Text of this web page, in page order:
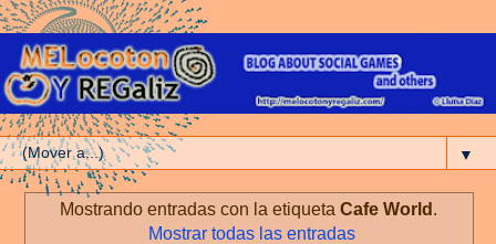
▼
Mostrando entradas con la etiqueta Cafe World .
Mostrar todas las entradas